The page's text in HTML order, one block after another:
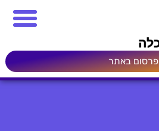
פרסום באתר